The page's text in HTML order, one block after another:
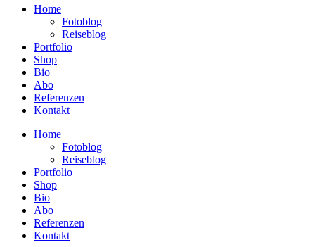
Home
Fotoblog
Reiseblog
Portfolio
Shop
Bio
Abo
Referenzen
Kontakt
Home
Fotoblog
Reiseblog
Portfolio
Shop
Bio
Abo
Referenzen
Kontakt